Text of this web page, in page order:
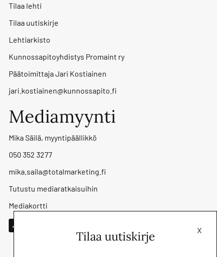
Tilaa lehti
Tilaa uutiskirje
Lehtiarkisto
Kunnossapitoyhdistys Promaint ry
Päätoimittaja Jari Kostiainen
jari.kostiainen@kunnossapito.fi
Mediamyynti
Mika Säilä, myyntipäällikkö
050 352 3277
mika.saila@totalmarketing.fi
Tutustu mediaratkaisuihin
Mediakortti
X
Tilaa uutiskirje